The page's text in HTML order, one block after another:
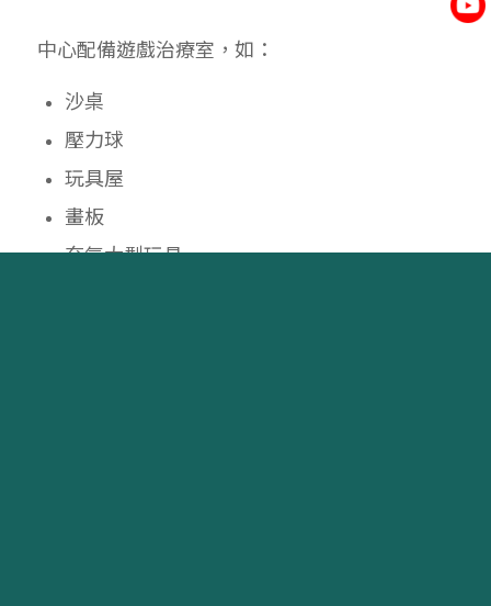
中心配備遊戲治療室，如：
沙桌
壓力球
玩具屋
畫板
充氣大型玩具